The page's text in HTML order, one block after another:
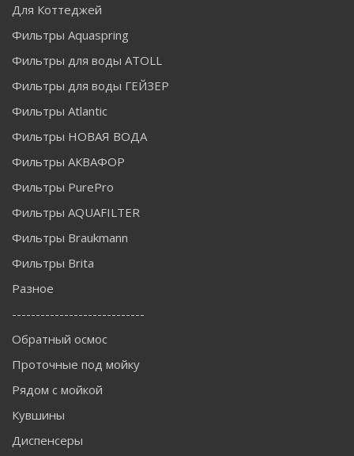
Для Коттеджей
Фильтры Aquaspring
Фильтры для воды ATOLL
Фильтры для воды ГЕЙЗЕР
Фильтры Atlantic
Фильтры НОВАЯ ВОДА
Фильтры АКВАФОР
Фильтры PurePro
Фильтры AQUAFILTER
Фильтры Braukmann
Фильтры Brita
Разное
----------------------------
Обратный осмос
Проточные под мойку
Рядом с мойкой
Кувшины
Диспенсеры